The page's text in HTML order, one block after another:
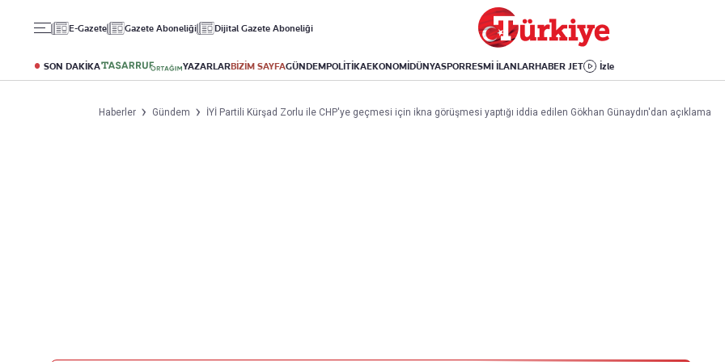
E-Gazete Gazete Aboneliği Dijital Gazete Aboneliği
SON DAKİKA YAZARLARBİZİM SAYFAGÜNDEMPOLİTİKAEKONOMİDÜNYASPORRESMİ İLANLARHABER JET İzle
Altın
Döviz
Kripto Para
Puan Durumu
Fikstür
Avrupa Ligi
Avrupa
Amerika
İsrail-Gazze
Yaşam
Sağlık
Yemek
Aktüel
Kitap
Haberler Gündem İYİ Partili Kürşad Zorlu ile CHP'ye geçmesi için ikna görüşmesi yaptığı iddia edilen Gökhan Günaydın'dan açıklama